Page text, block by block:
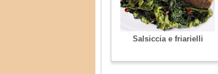
Salsiccia e friarielli